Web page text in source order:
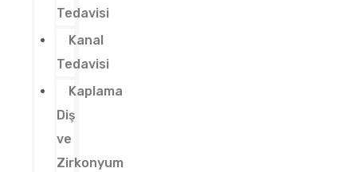
Tedavisi
Kanal
Tedavisi
Kaplama
Diş
ve
Zirkonyum